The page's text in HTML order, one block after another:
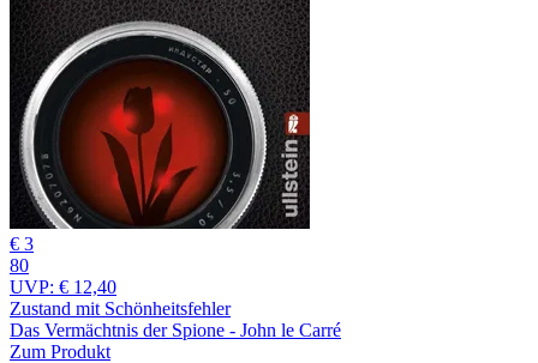
€ 3
80
UVP: € 12,40
Zustand mit Schönheitsfehler
Das Vermächtnis der Spione - John le Carré
Zum Produkt